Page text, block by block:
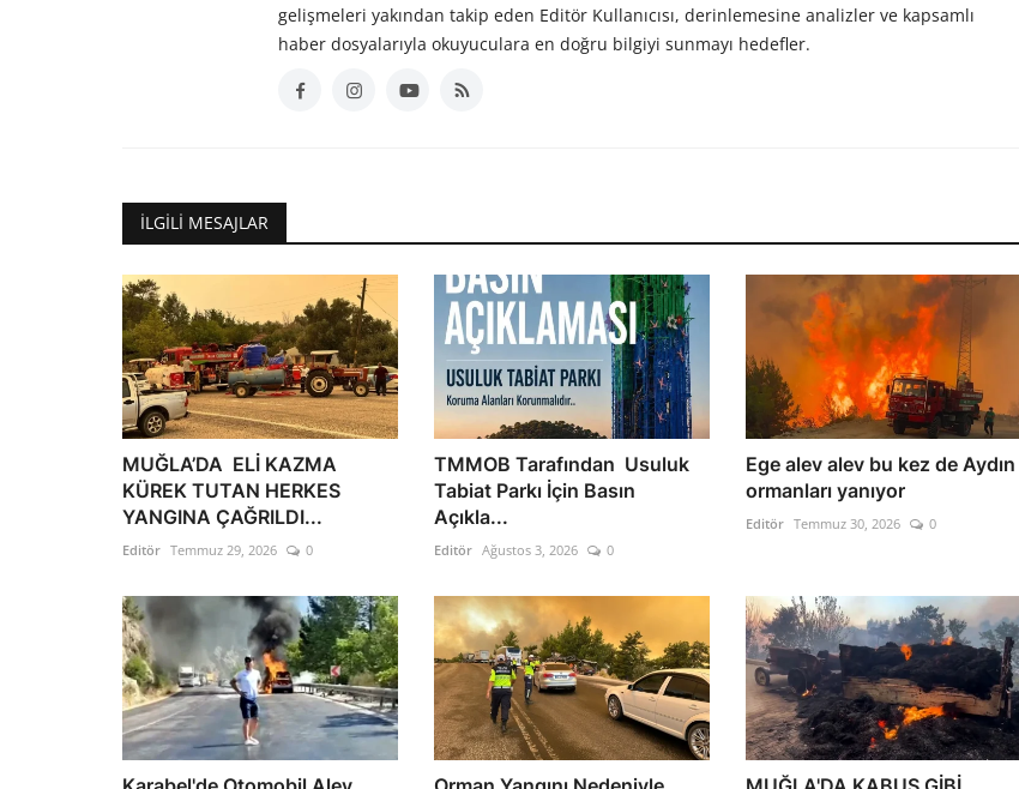
gelişmeleri yakından takip eden Editör Kullanıcısı, derinlemesine analizler ve kapsamlı
haber dosyalarıyla okuyuculara en doğru bilgiyi sunmayı hedefler.
İLGILI MESAJLAR
MUĞLA’DA ELİ KAZMA
KÜREK TUTAN HERKES
YANGINA ÇAĞRILDI...
Editör Temmuz 29, 2026 0
TMMOB Tarafından Usuluk
Tabiat Parkı İçin Basın
Açıkla...
Editör Ağustos 3, 2026 0
Ege alev alev bu kez de Aydın
ormanları yanıyor
Editör Temmuz 30, 2026 0